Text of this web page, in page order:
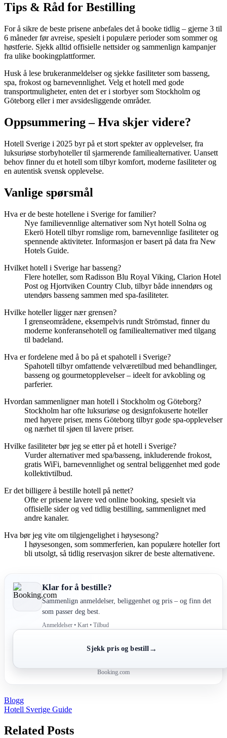
Tips & Råd for Bestilling
For å sikre de beste prisene anbefales det å booke tidlig – gjerne 3 til
6 måneder før avreise, spesielt i populære perioder som sommer og
høstferie. Sjekk alltid offisielle nettsider og sammenlign kampanjer
fra ulike bookingplattformer.
Husk å lese brukeranmeldelser og sjekke fasiliteter som basseng,
spa, frokost og barnevennlighet. Velg et hotell med gode
transportmuligheter, enten det er i storbyer som Stockholm og
Göteborg eller i mer avsidesliggende områder.
Oppsummering – Hva skjer videre?
Hotell Sverige i 2025 byr på et stort spekter av opplevelser, fra
luksuriøse storbyhoteller til sjarmerende familiealternativer. Uansett
behov finner du et hotell som tilbyr komfort, moderne fasiliteter og
en autentisk svensk opplevelse.
Vanlige spørsmål
Hva er de beste hotellene i Sverige for familier?
Nye familievennlige alternativer som Nyt hotell Solna og
Ekerö Hotell tilbyr romslige rom, barnevennlige fasiliteter og
spennende aktiviteter. Informasjon er basert på data fra New
Hotels Guide.
Hvilket hotell i Sverige har basseng?
Flere hoteller, som Radisson Blu Royal Viking, Clarion Hotel
Post og Hjortviken Country Club, tilbyr både innendørs og
utendørs basseng sammen med spa-fasiliteter.
Hvilke hoteller ligger nær grensen?
I grenseområdene, eksempelvis rundt Strömstad, finner du
moderne konferansehotell og familiealternativer med tilgang
til badeland.
Hva er fordelene med å bo på et spahotell i Sverige?
Spahotell tilbyr omfattende velværetilbud med behandlinger,
basseng og gourmetopplevelser – ideelt for avkobling og
parferier.
Hvordan sammenligner man hotell i Stockholm og Göteborg?
Stockholm har ofte luksuriøse og designfokuserte hoteller
med høyere priser, mens Göteborg tilbyr gode spa-opplevelser
og nærhet til sjøen til lavere priser.
Hvilke fasiliteter bør jeg se etter på et hotell i Sverige?
Vurder alternativer med spa/basseng, inkluderende frokost,
gratis WiFi, barnevennlighet og sentral beliggenhet med gode
kollektivtilbud.
Er det billigere å bestille hotell på nettet?
Ofte er prisene lavere ved online booking, spesielt via
offisielle sider og ved tidlig bestilling, sammenlignet med
andre kanaler.
Hva bør jeg vite om tilgjengelighet i høysesong?
I høysesongen, som sommerferien, kan populære hoteller fort
bli utsolgt, så tidlig reservasjon sikrer de beste alternativene.
Klar for å bestille?
Sammenlign anmeldelser, beliggenhet og pris – og finn det
som passer deg best.
Anmeldelser • Kart • Tilbud
Sjekk pris og bestill →
Booking.com
Blogg
Post
navigation
Hotell Sverige Guide
Related Posts